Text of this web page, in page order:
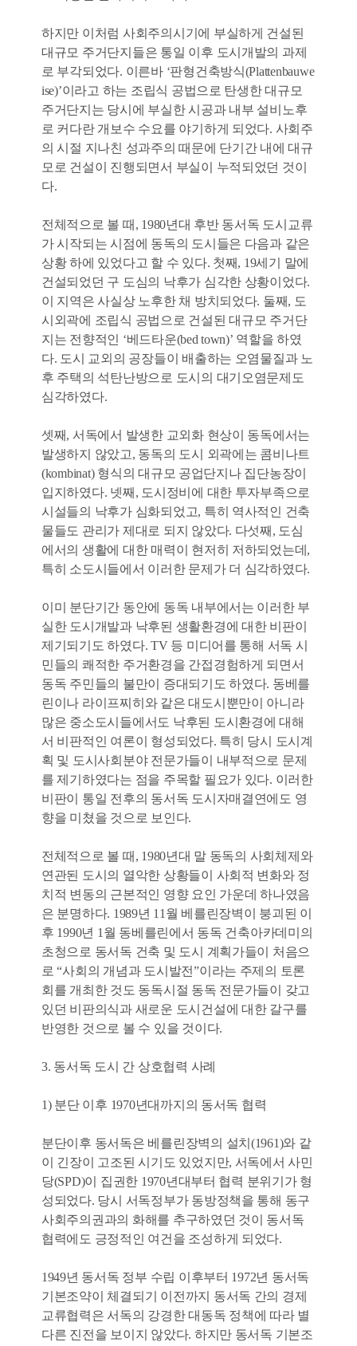
하지만 이처럼 사회주의시기에 부실하게 건설된
대규모 주거단지들은 통일 이후 도시개발의 과제
로 부각되었다. 이른바 ‘판형건축방식(Plattenbauwe
ise)’이라고 하는 조립식 공법으로 탄생한 대규모
주거단지는 당시에 부실한 시공과 내부 설비노후
로 커다란 개보수 수요를 야기하게 되었다. 사회주
의 시절 지나친 성과주의 때문에 단기간 내에 대규
모로 건설이 진행되면서 부실이 누적되었던 것이
다.
전체적으로 볼 때, 1980년대 후반 동서독 도시교류
가 시작되는 시점에 동독의 도시들은 다음과 같은
상황 하에 있었다고 할 수 있다. 첫째, 19세기 말에
건설되었던 구 도심의 낙후가 심각한 상황이었다.
이 지역은 사실상 노후한 채 방치되었다. 둘째, 도
시외곽에 조립식 공법으로 건설된 대규모 주거단
지는 전향적인 ‘베드타운(bed town)’ 역할을 하였
다. 도시 교외의 공장들이 배출하는 오염물질과 노
후 주택의 석탄난방으로 도시의 대기오염문제도
심각하였다.
셋째, 서독에서 발생한 교외화 현상이 동독에서는
발생하지 않았고, 동독의 도시 외곽에는 콤비나트
(kombinat) 형식의 대규모 공업단지나 집단농장이
입지하였다. 넷째, 도시정비에 대한 투자부족으로
시설들의 낙후가 심화되었고, 특히 역사적인 건축
물들도 관리가 제대로 되지 않았다. 다섯째, 도심
에서의 생활에 대한 매력이 현저히 저하되었는데,
특히 소도시들에서 이러한 문제가 더 심각하였다.
이미 분단기간 동안에 동독 내부에서는 이러한 부
실한 도시개발과 낙후된 생활환경에 대한 비판이
제기되기도 하였다. TV 등 미디어를 통해 서독 시
민들의 쾌적한 주거환경을 간접경험하게 되면서
동독 주민들의 불만이 증대되기도 하였다. 동베를
린이나 라이프찌히와 같은 대도시뿐만이 아니라
많은 중소도시들에서도 낙후된 도시환경에 대해
서 비판적인 여론이 형성되었다. 특히 당시 도시계
획 및 도시사회분야 전문가들이 내부적으로 문제
를 제기하였다는 점을 주목할 필요가 있다. 이러한
비판이 통일 전후의 동서독 도시자매결연에도 영
향을 미쳤을 것으로 보인다.
전체적으로 볼 때, 1980년대 말 동독의 사회체제와
연관된 도시의 열악한 상황들이 사회적 변화와 정
치적 변동의 근본적인 영향 요인 가운데 하나였음
은 분명하다. 1989년 11월 베를린장벽이 붕괴된 이
후 1990년 1월 동베를린에서 동독 건축아카데미의
초청으로 동서독 건축 및 도시 계획가들이 처음으
로 “사회의 개념과 도시발전”이라는 주제의 토론
회를 개최한 것도 동독시절 동독 전문가들이 갖고
있던 비판의식과 새로운 도시건설에 대한 갈구를
반영한 것으로 볼 수 있을 것이다.
3. 동서독 도시 간 상호협력 사례
1) 분단 이후 1970년대까지의 동서독 협력
분단이후 동서독은 베를린장벽의 설치(1961)와 같
이 긴장이 고조된 시기도 있었지만, 서독에서 사민
당(SPD)이 집권한 1970년대부터 협력 분위기가 형
성되었다. 당시 서독정부가 동방정책을 통해 동구
사회주의권과의 화해를 추구하였던 것이 동서독
협력에도 긍정적인 여건을 조성하게 되었다.
1949년 동서독 정부 수립 이후부터 1972년 동서독
기본조약이 체결되기 이전까지 동서독 간의 경제
교류협력은 서독의 강경한 대동독 정책에 따라 별
다른 진전을 보이지 않았다. 하지만 동서독 기본조